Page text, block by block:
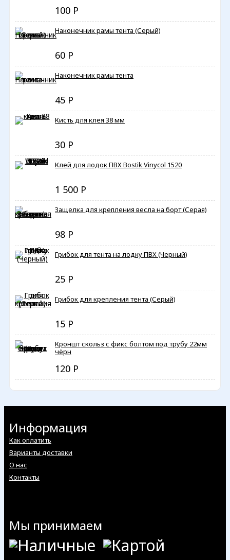
100 Р
Наконечник рамы тента (Серый)
60 Р
Наконечник рамы тента
45 Р
Кисть для клея 38 мм
30 Р
Клей для лодок ПВХ Bostik Vinycol 1520
1 500 Р
Защелка для крепления весла на борт (Серая)
98 Р
Грибок для тента на лодку ПВХ (Черный)
25 Р
Грибок для крепления тента (Серый)
15 Р
Кроншт скольз с фикс болтом под трубу 22мм
чёрн
120 Р
Информация
Как оплатить
Варианты доставки
О нас
Контакты
Мы принимаем